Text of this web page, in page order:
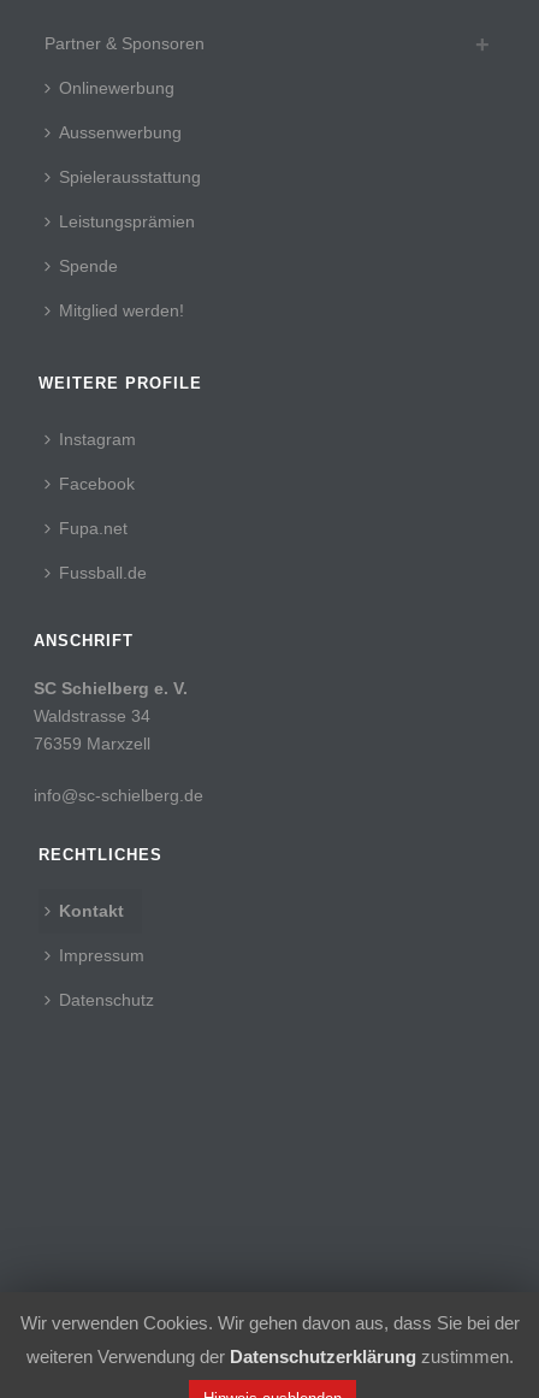
Partner & Sponsoren
Onlinewerbung
Aussenwerbung
Spielerausstattung
Leistungsprämien
Spende
Mitglied werden!
WEITERE PROFILE
Instagram
Facebook
Fupa.net
Fussball.de
ANSCHRIFT
SC Schielberg e. V.
Waldstrasse 34
76359 Marxzell
info@sc-schielberg.de
RECHTLICHES
Kontakt
Impressum
Datenschutz
© 2021 | Sport-Club 1956 Schielberg e.V.
Kontakt
Impressum
Wir verwenden Cookies. Wir gehen davon aus, dass Sie bei der
weiteren Verwendung der Datenschutzerklärung zustimmen.